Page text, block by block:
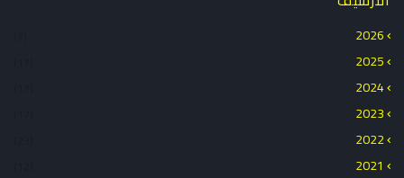
2026
2025
2024
2023
2022
2021